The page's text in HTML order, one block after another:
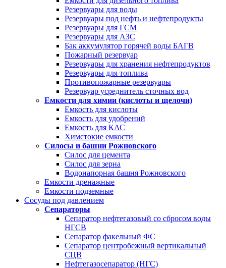
Резервуары для воды
Резервуары под нефть и нефтепродукты
Резервуары для ГСМ
Резервуары для АЗС
Бак аккумулятор горячей воды БАГВ
Пожарный резервуар
Резервуары для хранения нефтепродуктов
Резервуары для топлива
Противопожарные резервуары
Резервуар усреднитель сточных вод
Емкости для химии (кислоты и щелочи)
Емкость для кислоты
Емкость для удобрений
Емкость для КАС
Химстокие емкости
Силосы и башни Рожновского
Силос для цемента
Силос для зерна
Водонапорная башня Рожновского
Емкости дренажные
Емкости подземные
Сосуды под давлением
Сепараторы
Сепаратор нефтегазовый со сбросом воды
НГСВ
Сепаратор факельный ФС
Сепаратор центробежный вертикальный
СЦВ
Нефтегазосепаратор (НГС)